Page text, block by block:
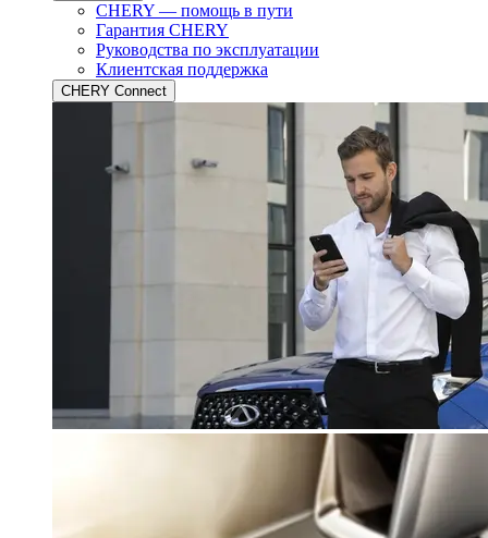
CHERY — помощь в пути
Гарантия CHERY
Руководства по эксплуатации
Клиентская поддержка
CHERY Connect